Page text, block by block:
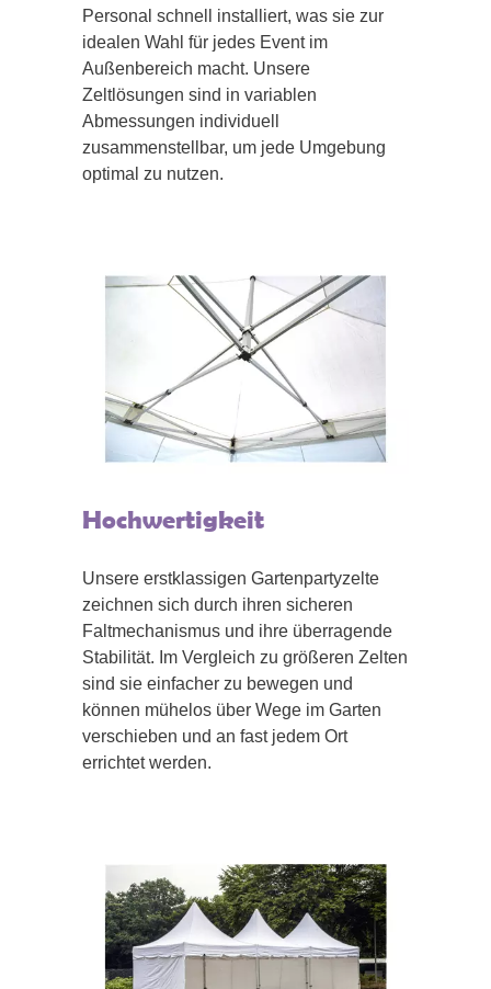
Personal schnell installiert, was sie zur
idealen Wahl für jedes Event im
Außenbereich macht. Unsere
Zeltlösungen sind in variablen
Abmessungen individuell
zusammenstellbar, um jede Umgebung
optimal zu nutzen.
Hochwertigkeit
Unsere erstklassigen Gartenpartyzelte
zeichnen sich durch ihren sicheren
Faltmechanismus und ihre überragende
Stabilität. Im Vergleich zu größeren Zelten
sind sie einfacher zu bewegen und
können mühelos über Wege im Garten
verschieben und an fast jedem Ort
errichtet werden.